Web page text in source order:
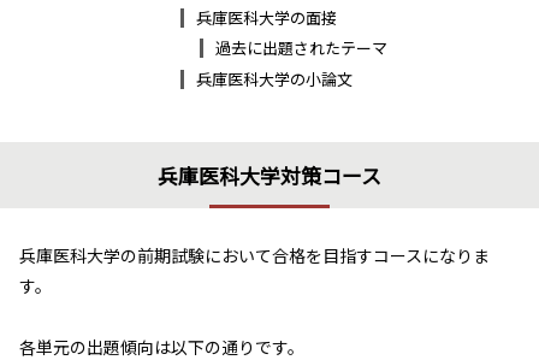
兵庫医科大学の面接
過去に出題されたテーマ
兵庫医科大学の小論文
兵庫医科大学対策コース
兵庫医科大学の前期試験において合格を目指すコースになりま
す。
各単元の出題傾向は以下の通りです。